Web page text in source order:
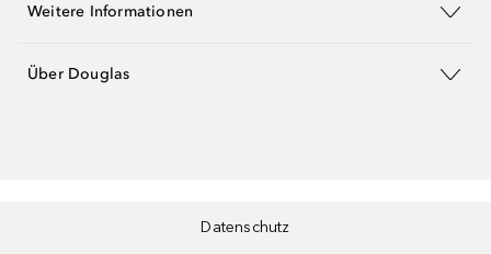
Weitere Informationen
Über Douglas
Datenschutz